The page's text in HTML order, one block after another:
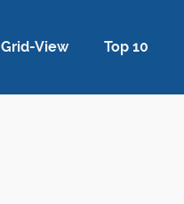
Grid-View Top 10